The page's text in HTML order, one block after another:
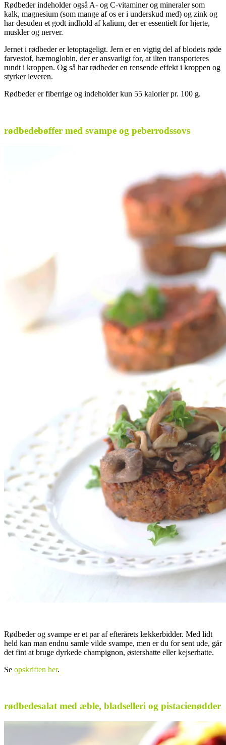
Rødbeder indeholder også A- og C-vitaminer og mineraler som
kalk, magnesium (som mange af os er i underskud med) og zink og
har desuden et godt indhold af kalium, der er essentielt for hjerte,
muskler og nerver.
Jernet i rødbeder er letoptageligt. Jern er en vigtig del af blodets røde
farvestof, hæmoglobin, der er ansvarligt for, at ilten transporteres
rundt i kroppen. Og så har rødbeder en rensende effekt i kroppen og
styrker leveren.
Rødbeder er fiberrige og indeholder kun 55 kalorier pr. 100 g.
rødbedebøffer med svampe og peberrodssovs
Rødbeder og svampe er et par af efterårets lækkerbidder. Med lidt
held kan man endnu samle vilde svampe, men er du for sent ude, går
det fint at bruge dyrkede champignon, østershatte eller kejserhatte.
Se opskriften her.
rødbedesalat med æble, bladselleri og pistacienødder